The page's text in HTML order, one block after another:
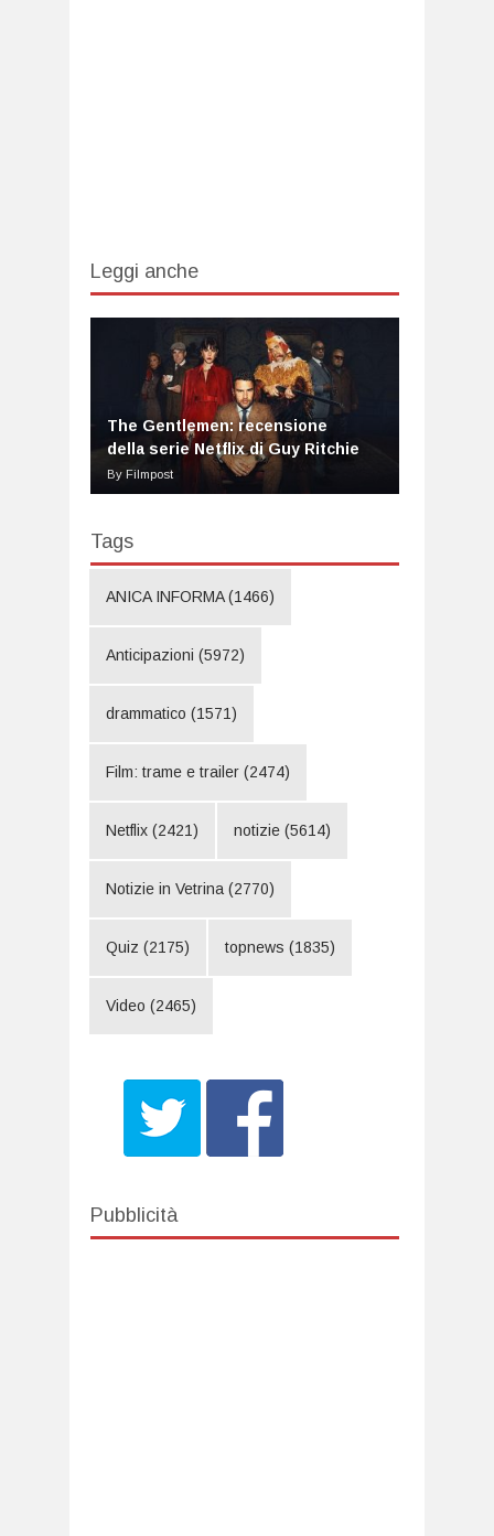
Leggi anche
The Gentlemen: recensione
della serie Netflix di Guy Ritchie
By Filmpost
Tags
ANICA INFORMA(1466)
Anticipazioni (5972)
drammatico (1571)
Film: trame e trailer (2474)
Netflix (2421) notizie (5614)
Notizie in Vetrina (2770)
Quiz (2175) topnews (1835)
Video (2465)
Pubblicità